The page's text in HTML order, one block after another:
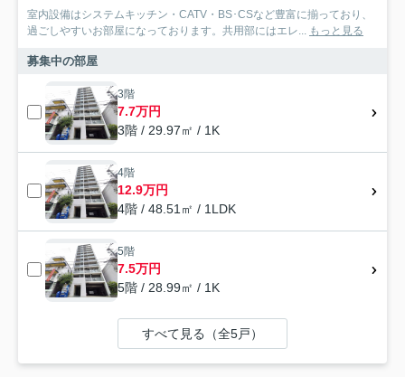
室内設備はシステムキッチン・CATV・BS･CSなど豊富に揃っており、
過ごしやすいお部屋になっております。共用部にはエレ...
もっと見る
募集中の部屋
3階
7.7万円
3階 / 29.97㎡ / 1K
4階
12.9万円
4階 / 48.51㎡ / 1LDK
5階
7.5万円
5階 / 28.99㎡ / 1K
すべて見る（全5戸）